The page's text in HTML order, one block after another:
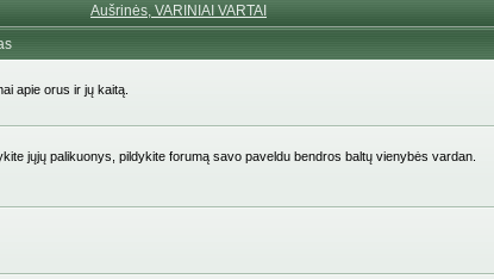
Aušrinės, VARINIAI VARTAI
apie orus ir jų kaitą.
jųjų palikuonys, pildykite forumą savo paveldu bendros baltų vienybės vardan.